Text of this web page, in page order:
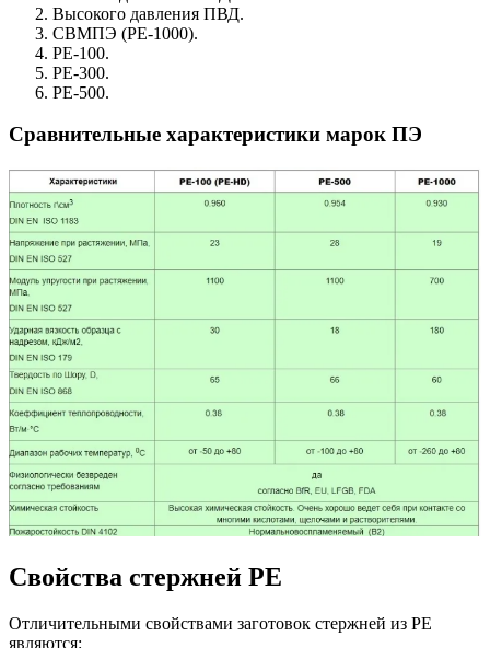
Высокого давления ПВД.
СВМПЭ (PE-1000).
PE-100.
PE-300.
PE-500.
Сравнительные характеристики марок ПЭ
Свойства стержней PE
Отличительными свойствами заготовок стержней из PE
являются: